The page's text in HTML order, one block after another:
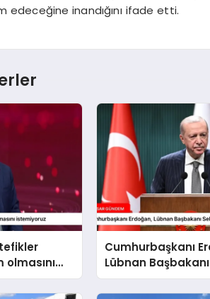
edeceğine inandığını ifade etti.
olmasını
Cumhurbaşkanı
Lübnan Başbakanı
ağırlayacak